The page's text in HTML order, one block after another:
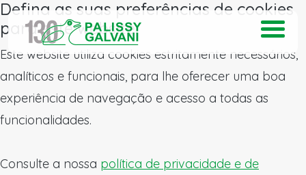
Defina as suas preferências de cookies
para este website.
Este website utiliza cookies estritamente necessários,
analíticos e funcionais, para lhe oferecer uma boa
experiência de navegação e acesso a todas as
funcionalidades.
Consulte a nossa política de privacidade e de